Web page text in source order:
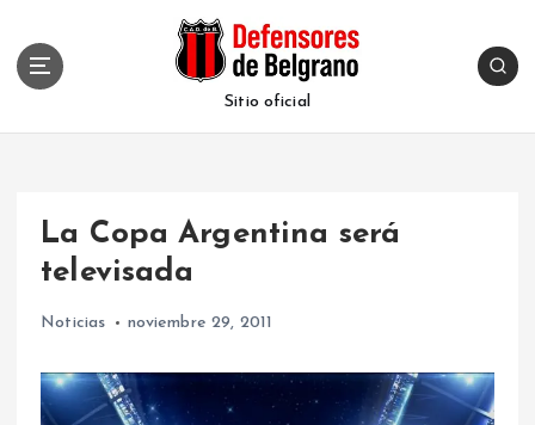
Sitio oficial
La Copa Argentina será
televisada
Noticias noviembre 29, 2011